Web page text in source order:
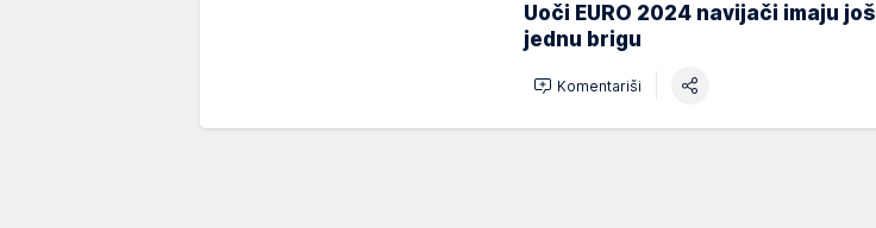
Uoči EURO 2024 navijači imaju još
jednu brigu
Komentariši